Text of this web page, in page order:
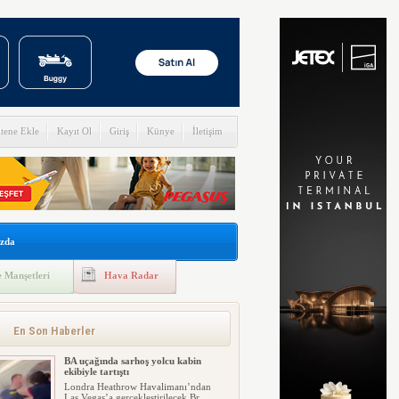
Ekle Kayıt Ol Giriş Künye İletişim
Manşetleri Hava Radar
En Son Haberler
BA uçağında sarhoş yolcu kabin
ekibiyle tartıştı
Londra Heathrow Havalimanı’ndan